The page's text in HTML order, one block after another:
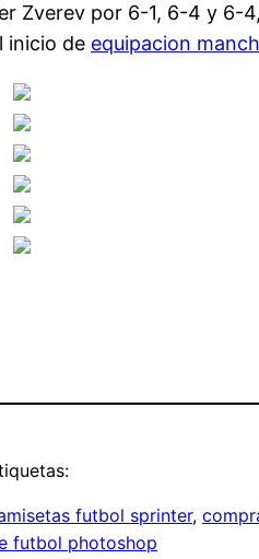
Zverev por 6-1, 6-4 y 6-
inicio de equipacion
futbol sprinter,
futbol photoshop